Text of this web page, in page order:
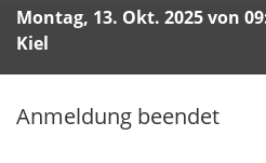
Montag, 13. Okt. 2025 von
Kiel
Anmeldung beendet